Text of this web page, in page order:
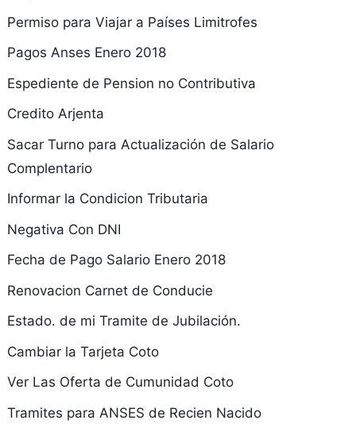
Permiso para Viajar a Países Limitrofes
Pagos Anses Enero 2018
Espediente de Pension no Contributiva
Credito Arjenta
Sacar Turno para Actualización de Salario
Complentario
Informar la Condicion Tributaria
Negativa Con DNI
Fecha de Pago Salario Enero 2018
Renovacion Carnet de Conducie
Estado. de mi Tramite de Jubilación.
Cambiar la Tarjeta Coto
Ver Las Oferta de Cumunidad Coto
Tramites para ANSES de Recien Nacido